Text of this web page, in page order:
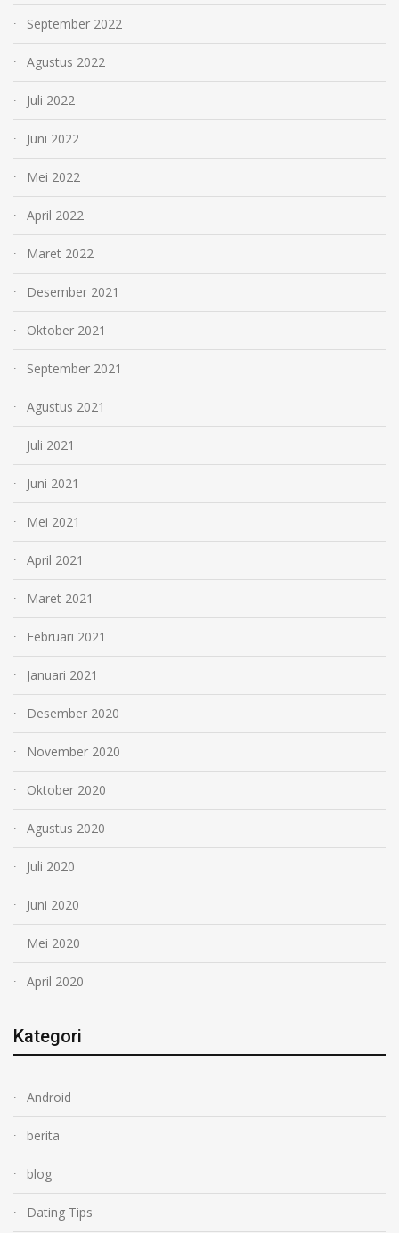
September 2022
Agustus 2022
Juli 2022
Juni 2022
Mei 2022
April 2022
Maret 2022
Desember 2021
Oktober 2021
September 2021
Agustus 2021
Juli 2021
Juni 2021
Mei 2021
April 2021
Maret 2021
Februari 2021
Januari 2021
Desember 2020
November 2020
Oktober 2020
Agustus 2020
Juli 2020
Juni 2020
Mei 2020
April 2020
Kategori
Android
berita
blog
Dating Tips